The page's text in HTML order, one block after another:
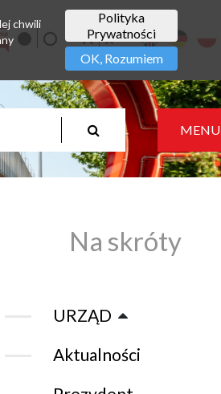
MENU
Na skróty
URZĄD
Aktualności
Polityka
Prywatności
OK, Rozumiem
chwili